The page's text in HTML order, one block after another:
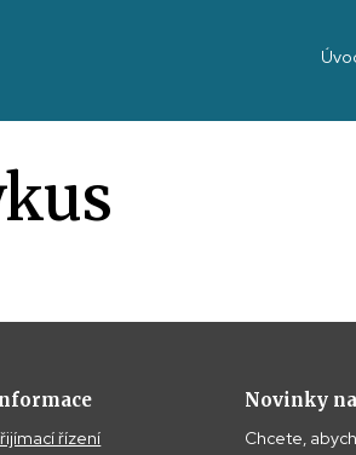
řízení
Novinky
Chcete,